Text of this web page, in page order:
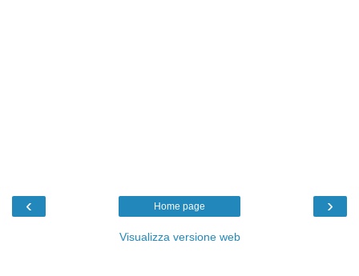
‹ ›
Home page
Visualizza versione web